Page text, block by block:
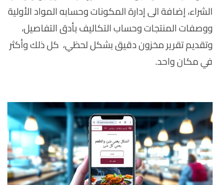
الشراء، إضافة الى إدارة المكونات وحسابه المواد الأولية
ووصفات المنتجات وحساب التكاليف بأدق التفاصيل،
وتقديم تقرير مخزون دقيق بشكل لحظي، كل ذلك وأكثر
في مكان واحد.